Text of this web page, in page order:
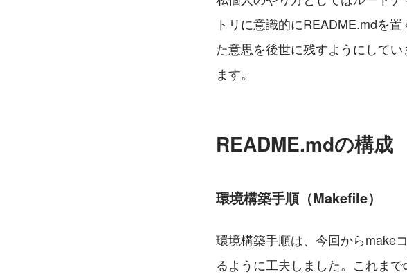
トリに意識的にREADME.mdを
た意思を後世に残すようにして
ます。
README.mdの構成
環境構築手順（Makefile）
環境構築手順は、今回からmake
るように工夫しました。これま